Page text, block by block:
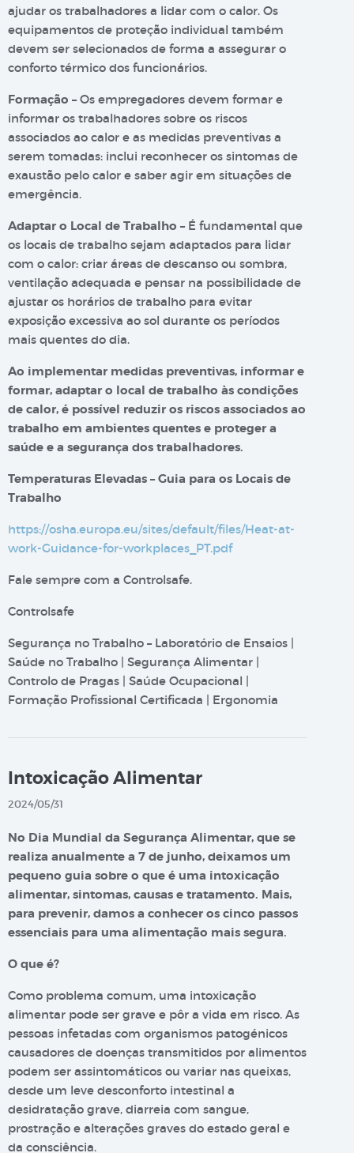
ajudar os trabalhadores a lidar com o calor. Os
equipamentos de proteção individual também
devem ser selecionados de forma a assegurar o
conforto térmico dos funcionários.
Formação – Os empregadores devem formar e
informar os trabalhadores sobre os riscos
associados ao calor e as medidas preventivas a
serem tomadas: inclui reconhecer os sintomas de
exaustão pelo calor e saber agir em situações de
emergência.
Adaptar o Local de Trabalho – É fundamental que
os locais de trabalho sejam adaptados para lidar
com o calor: criar áreas de descanso ou sombra,
ventilação adequada e pensar na possibilidade de
ajustar os horários de trabalho para evitar
exposição excessiva ao sol durante os períodos
mais quentes do dia.
Ao implementar medidas preventivas, informar e
formar, adaptar o local de trabalho às condições
de calor, é possível reduzir os riscos associados ao
trabalho em ambientes quentes e proteger a
saúde e a segurança dos trabalhadores.
Temperaturas Elevadas – Guia para os Locais de
Trabalho
https://osha.europa.eu/sites/default/files/Heat-at-
work-Guidance-for-workplaces_PT.pdf
Fale sempre com a Controlsafe.
Controlsafe
Segurança no Trabalho – Laboratório de Ensaios |
Saúde no Trabalho | Segurança Alimentar |
Controlo de Pragas | Saúde Ocupacional |
Formação Profissional Certificada | Ergonomia
Intoxicação Alimentar
2024/05/31
No Dia Mundial da Segurança Alimentar, que se
realiza anualmente a 7 de junho, deixamos um
pequeno guia sobre o que é uma intoxicação
alimentar, sintomas, causas e tratamento. Mais,
para prevenir, damos a conhecer os cinco passos
essenciais para uma alimentação mais segura.
O que é?
Como problema comum, uma intoxicação
alimentar pode ser grave e pôr a vida em risco. As
pessoas infetadas com organismos patogénicos
causadores de doenças transmitidos por alimentos
podem ser assintomáticos ou variar nas queixas,
desde um leve desconforto intestinal a
desidratação grave, diarreia com sangue,
prostração e alterações graves do estado geral e
da consciência.